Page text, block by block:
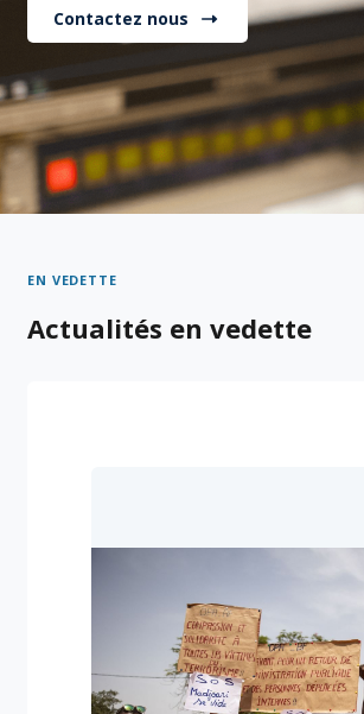
Contactez nous
EN VEDETTE
Actualités en vedette